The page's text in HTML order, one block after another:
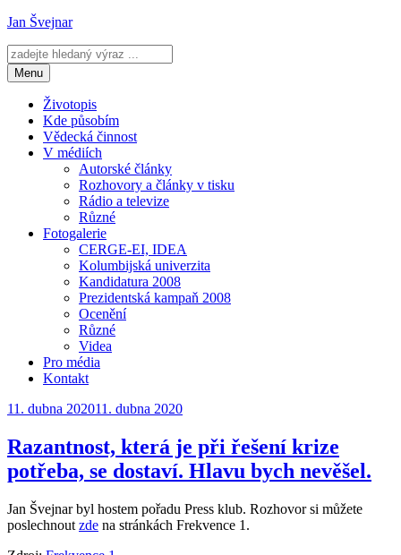
Přejít
obsahu
webu
Jan Švejnar
Menu
Životopis
Kde působím
Vědecká činnost
V médiích
Autorské články
Rozhovory a články v tisku
Rádio a televize
Různé
Fotogalerie
CERGE-EI, IDEA
Kolumbijská univerzita
Kandidatura 2008
Prezidentská kampaň 2008
Ocenění
Různé
Videa
Pro média
Kontakt
Publikováno:
11. dubna 202011. dubna 2020
Razantnost, která je při řešení krize
potřeba, se dostaví. Hlavu bych nevěšel.
Jan Švejnar byl hostem pořadu Press klub. Rozhovor si můžete
poslechnout zde na stránkách Frekvence 1.